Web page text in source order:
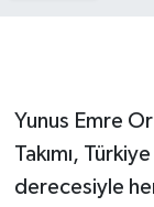
Yunus Emre
Takımı,
derecesiyle